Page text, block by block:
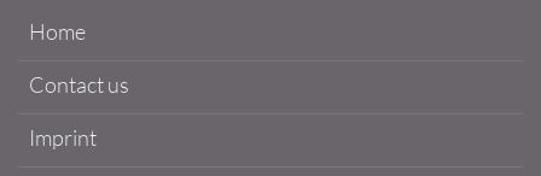
Home
Contact us
Imprint